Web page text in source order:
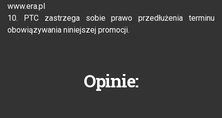
www.era.pl
10. PTC zastrzega sobie prawo przedłużenia terminu
obowiązywania niniejszej promocji.
Opinie: